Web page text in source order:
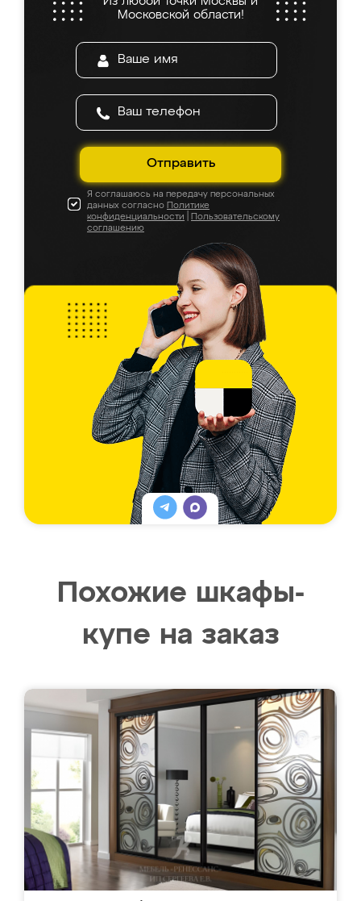
Московской области!
Отправить
Я соглашаюсь на передачу персональных
данных согласно Политике
конфиденциальности
Пользовательскому
соглашению
Похожие шкафы-
купе на заказ